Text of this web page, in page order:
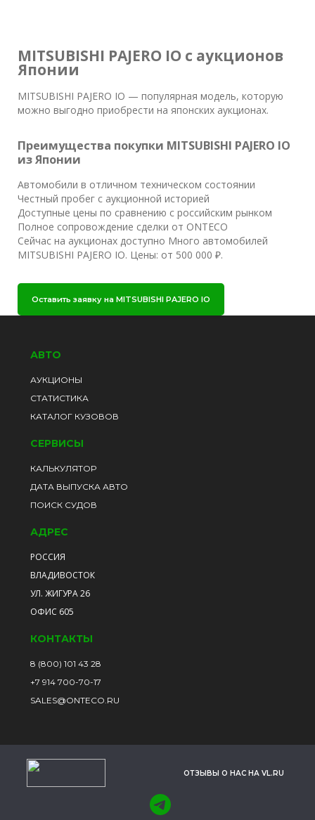
MITSUBISHI PAJERO IO с аукционов
Японии
MITSUBISHI PAJERO IO — популярная модель, которую
можно выгодно приобрести на японских аукционах.
Преимущества покупки MITSUBISHI PAJERO IO
из Японии
Автомобили в отличном техническом состоянии
Честный пробег с аукционной историей
Доступные цены по сравнению с российским рынком
Полное сопровождение сделки от ONTECO
Сейчас на аукционах доступно Много автомобилей
MITSUBISHI PAJERO IO. Цены: от 500 000 ₽.
Оставить заявку на MITSUBISHI PAJERO IO
АВТО
АУКЦИОНЫ
СТАТИСТИКА
КАТАЛОГ КУЗОВОВ
СЕРВИСЫ
КАЛЬКУЛЯТОР
ДАТА ВЫПУСКА АВТО
ПОИСК СУДОВ
АДРЕС
РОССИЯ
ВЛАДИВОСТОК
УЛ. ЖИГУРА 26
ОФИС 605
КОНТАКТЫ
8 (800) 101 43 28
+7 914 700-70-17
SALES@ONTECO.RU
ОТЗЫВЫ О НАС НА VL.RU